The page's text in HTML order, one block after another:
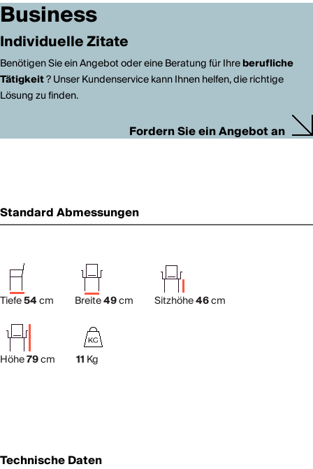
Business
Individuelle Zitate
Benötigen Sie ein Angebot oder eine Beratung für Ihreberufliche
Tätigkeit? Unser Kundenservice kann Ihnen helfen, die richtige
Lösung zu finden.
Fordern Sie ein Angebot an
Standard Abmessungen
Tiefe54cm Breite49cm Sitzhöhe46cm
Höhe79cm 11 Kg
Technische Daten